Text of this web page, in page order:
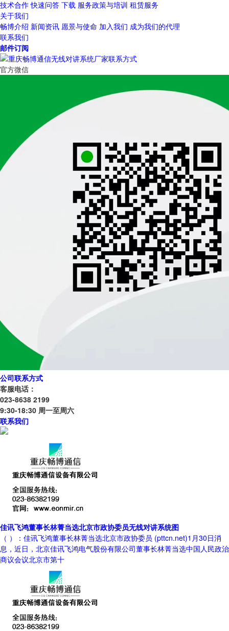
技术合作 快速问答 下载 服务政策与培训 租赁服务
关于我们
畅博介绍 新闻资讯 愿景与使命 加入我们 成为我们的代理
联系我们
邮件订阅
官方微信
公司联系方式
客服电话：
023-8638 2199
9:30-18:30 周一至周六
联系我们
佳讯飞鸿董事长林菁当选北京市政协委员无线对讲系统图
（ ）：佳讯飞鸿董事长林菁当选北京市政协委员 (pttcn.net)1月30日消
息，近日，北京佳讯飞鸿电气股份有限公司董事长林菁当选中国人民政治
商议会议北京市第十